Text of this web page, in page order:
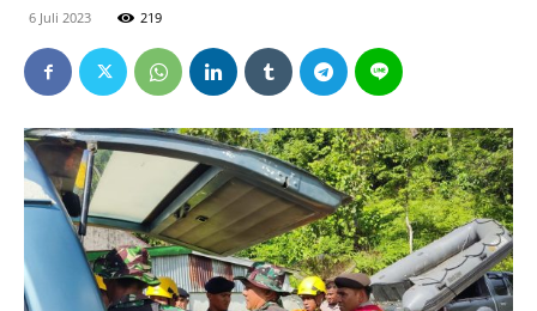
6 Juli 2023 219